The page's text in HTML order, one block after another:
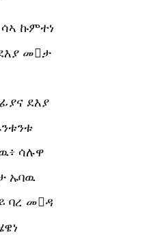
ሳኣ ኩምተነ
መታ
ደእያ
ሳሉዋ
ኡባዉ
ባረ መዳ